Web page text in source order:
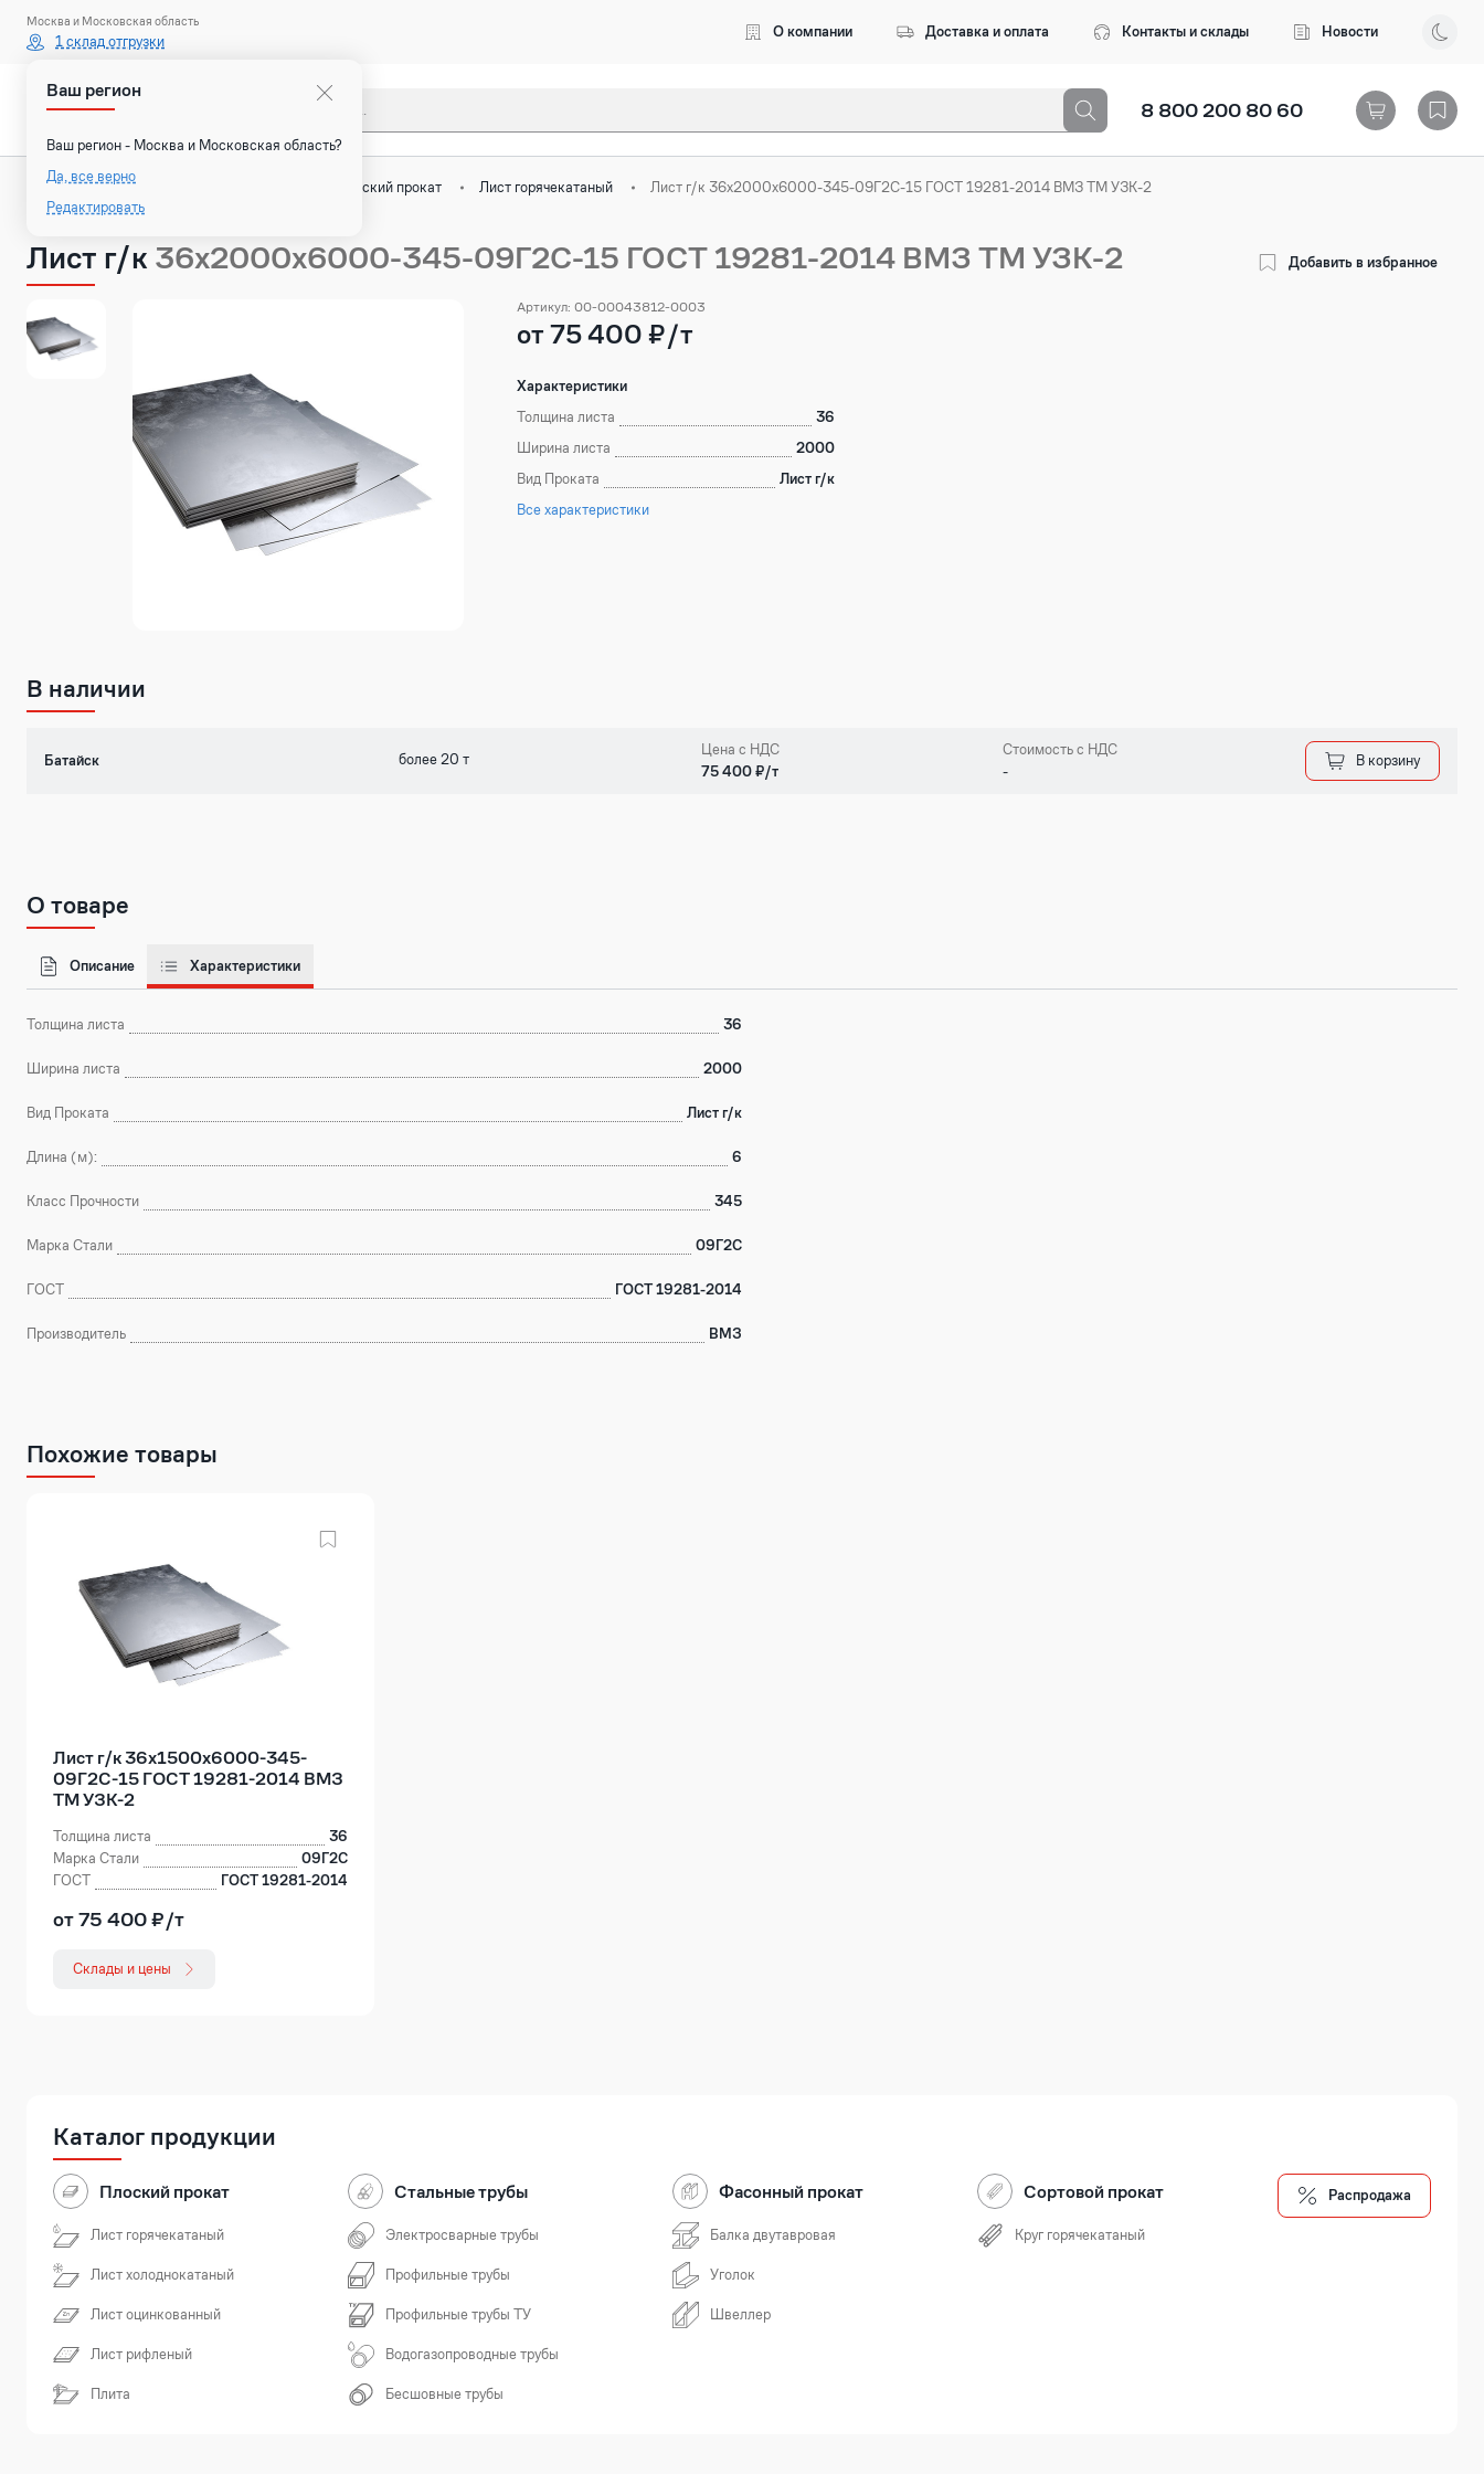
Москва и Московская область
1 склад отгрузки О компании Доставка и оплата Контакты и склады Новости
8 800 200 80 60
Ваш регион
Ваш регион - Москва и Московская область?
Да, все верно
Редактировать
Назад Плоский прокат Лист горячекатаный Лист г/к 36х2000х6000-345-09Г2С-15 ГОСТ 19281-2014 ВМЗ ТМ УЗК-2
Лист г/к 36х2000х6000-345-09Г2С-15 ГОСТ 19281-2014 ВМЗ ТМ УЗК-2 Добавить в избранное
Артикул: 00-00043812-0003
от 75 400 ₽/т
Характеристики
Толщина листа
36
Ширина листа
2000
Вид Проката
Лист г/к
Все характеристики
В наличии
Батайск более 20 т
Цена с НДС
75 400 ₽/т
Стоимость с НДС
-
В корзину
О товаре
Описание Характеристики
Толщина листа 36
Ширина листа 2000
Вид Проката Лист г/к
Длина (м): 6
Класс Прочности 345
Марка Стали 09Г2С
ГОСТ ГОСТ 19281-2014
Производитель ВМЗ
Похожие товары
Лист г/к 36х1500х6000-345-
09Г2С-15 ГОСТ 19281-2014 ВМЗ
ТМ УЗК-2
Толщина листа
36
Марка Стали
09Г2С
ГОСТ
ГОСТ 19281-2014
от 75 400 ₽/т
Склады и цены
Каталог продукции
Плоский прокат
Лист горячекатаный
Лист холоднокатаный
Лист оцинкованный
Лист рифленый
Плита
Стальные трубы
Электросварные трубы
Профильные трубы
Профильные трубы ТУ
Водогазопроводные трубы
Бесшовные трубы
Фасонный прокат
Балка двутавровая
Уголок
Швеллер
Сортовой прокат
Круг горячекатаный
Распродажа